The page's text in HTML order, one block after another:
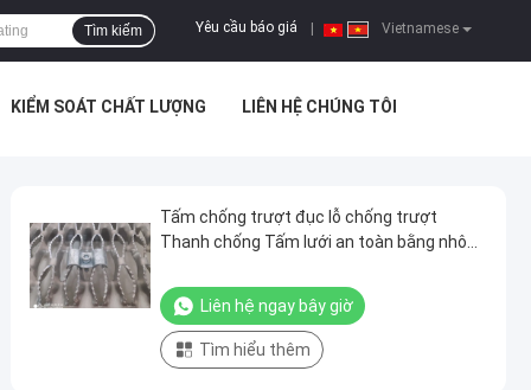
Vietnamese
Yêu cầu báo giá
Tìm kiếm
KIỂM SOÁT CHẤT LƯỢNG LIÊN HỆ CHÚNG TÔI
Tấm chống trượt đục lỗ chống trượt
Thanh chống Tấm lưới an toàn bằng nhôm
Liên hệ ngay bây giờ
Tìm hiểu thêm